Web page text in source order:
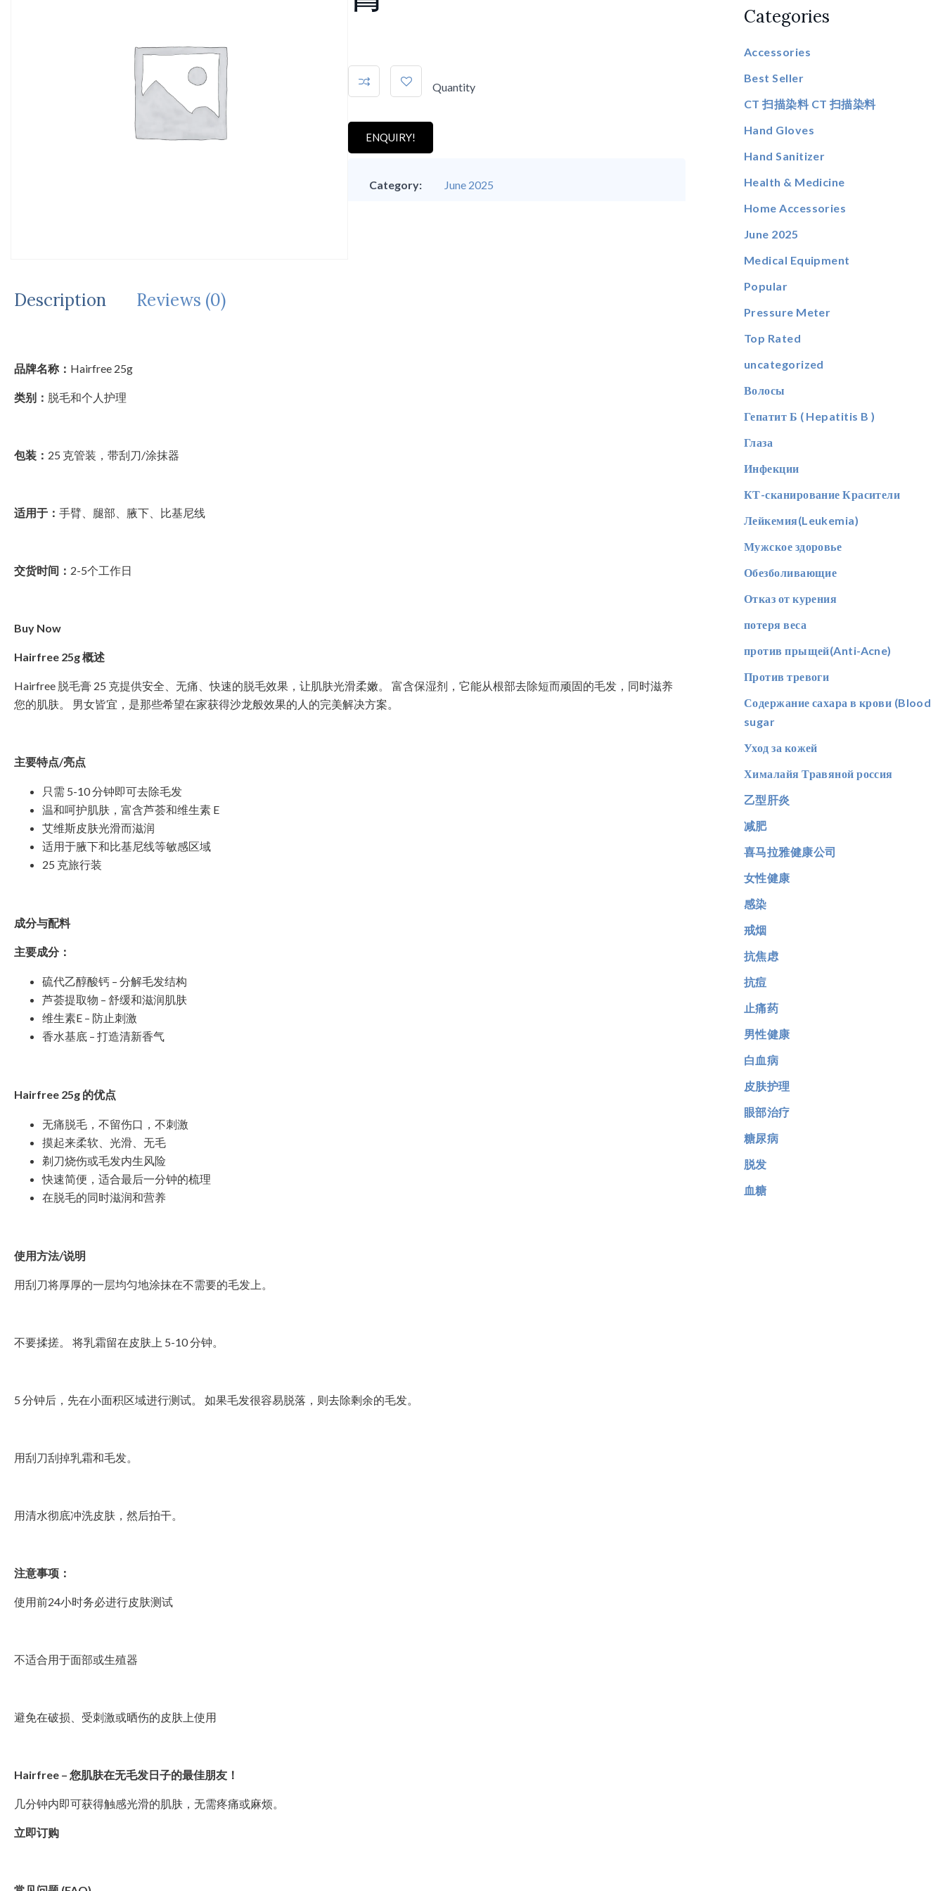
Quantity
ENQUIRY!
Category: June 2025
Description Reviews (0)
品牌名称： Hairfree 25g
类别： 脱毛和个人护理
包装： 25 克管装，带刮刀/涂抹器
适用于： 手臂、腿部、腋下、比基尼线
交货时间： 2-5个工作日
Buy Now
Hairfree 25g 概述
Hairfree 脱毛膏 25 克提供安全、无痛、快速的脱毛效果，让肌肤光滑柔嫩。 富含保湿剂，它能从根部去除短而顽固的毛发，同时滋养
您的肌肤。 男女皆宜，是那些希望在家获得沙龙般效果的人的完美解决方案。
主要特点/亮点
只需 5-10 分钟即可去除毛发
温和呵护肌肤，富含芦荟和维生素 E
艾维斯皮肤光滑而滋润
适用于腋下和比基尼线等敏感区域
25 克旅行装
成分与配料
主要成分：
硫代乙醇酸钙 – 分解毛发结构
芦荟提取物 – 舒缓和滋润肌肤
维生素E – 防止刺激
香水基底 – 打造清新香气
Hairfree 25g 的优点
无痛脱毛，不留伤口，不刺激
摸起来柔软、光滑、无毛
剃刀烧伤或毛发内生风险
快速简便，适合最后一分钟的梳理
在脱毛的同时滋润和营养
使用方法/说明
用刮刀将厚厚的一层均匀地涂抹在不需要的毛发上。
不要揉搓。 将乳霜留在皮肤上 5-10 分钟。
5 分钟后，先在小面积区域进行测试。 如果毛发很容易脱落，则去除剩余的毛发。
用刮刀刮掉乳霜和毛发。
用清水彻底冲洗皮肤，然后拍干。
注意事项：
使用前24小时务必进行皮肤测试
不适合用于面部或生殖器
避免在破损、受刺激或晒伤的皮肤上使用
Hairfree – 您肌肤在无毛发日子的最佳朋友！
几分钟内即可获得触感光滑的肌肤，无需疼痛或麻烦。
立即订购
Categories
Accessories
Best Seller
CT 扫描染料 CT 扫描染料
Hand Gloves
Hand Sanitizer
Health & Medicine
Home Accessories
June 2025
Medical Equipment
Popular
Pressure Meter
Top Rated
uncategorized
Волосы
Гепатит Б ( Hepatitis B )
Глаза
Инфекции
КТ-сканирование Красители
Лейкемия(Leukemia)
Мужское здоровье
Обезболивающие
Отказ от курения
потеря веса
против прыщей(Anti-Acne)
Против тревоги
Содержание сахара в крови (Blood
sugar
Уход за кожей
Хималайя Травяной россия
乙型肝炎
减肥
喜马拉雅健康公司
女性健康
感染
戒烟
抗焦虑
抗痘
止痛药
男性健康
白血病
皮肤护理
眼部治疗
糖尿病
脱发
血糖